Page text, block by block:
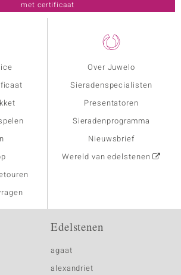
Over Juwelo
Sieradenspecialisten
Presentatoren
Sieradenprogramma
Nieuwsbrief
Wereld van edelstenen
met certificaat
Edelstenen
agaat
alexandriet